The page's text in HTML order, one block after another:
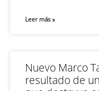
Leer más »
Nuevo Marco
resultado de